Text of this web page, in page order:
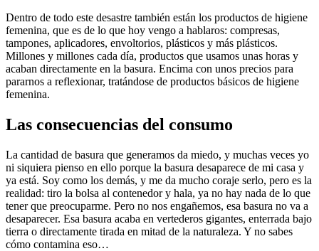
Dentro de todo este desastre también están los productos de higiene
femenina, que es de lo que hoy vengo a hablaros: compresas,
tampones, aplicadores, envoltorios, plásticos y más plásticos.
Millones y millones cada día, productos que usamos unas horas y
acaban directamente en la basura. Encima con unos precios para
pararnos a reflexionar, tratándose de productos básicos de higiene
femenina.
Las consecuencias del consumo
La cantidad de basura que generamos da miedo, y muchas veces yo
ni siquiera pienso en ello porque la basura desaparece de mi casa y
ya está. Soy como los demás, y me da mucho coraje serlo, pero es la
realidad: tiro la bolsa al contenedor y hala, ya no hay nada de lo que
tener que preocuparme. Pero no nos engañemos, esa basura no va a
desaparecer. Esa basura acaba en vertederos gigantes, enterrada bajo
tierra o directamente tirada en mitad de la naturaleza. Y no sabes
cómo contamina eso…